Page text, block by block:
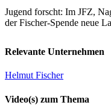
Jugend forscht: Im JFZ,
der Fischer-Spende neue
Relevante Unternehmen
Helmut Fischer
Video(s) zum Thema